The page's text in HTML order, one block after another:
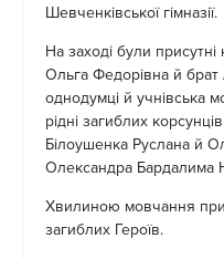
Шевченківської гімназії.
На заході були
Ольга Федорівна й брат
однодумці й учнівська
рідні загиблих
Білоушенка Руслана й
Олександра Бардалима
Хвилиною мовчання
загиблих Героїв.